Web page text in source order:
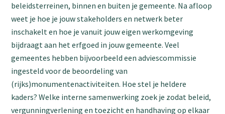
beleidsterreinen, binnen en buiten je gemeente. Na afloop
weet je hoe je jouw stakeholders en netwerk beter
inschakelt en hoe je vanuit jouw eigen werkomgeving
bijdraagt aan het erfgoed in jouw gemeente. Veel
gemeentes hebben bijvoorbeeld een adviescommissie
ingesteld voor de beoordeling van
(rijks)monumentenactiviteiten. Hoe stel je heldere
kaders? Welke interne samenwerking zoek je zodat beleid,
vergunningverlening en toezicht en handhaving op elkaar